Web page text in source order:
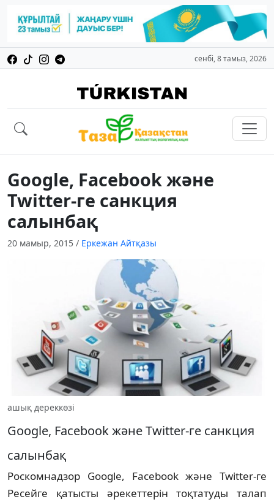
сенбі, 8 тамыз, 2026
Google, Facebook және
Twitter-ге санкция
салынбақ
20 мамыр, 2015 / Еркежан Айтқазы
ашық дереккөзі
Google, Facebook және Twitter-ге санкция
салынбақ
Роскомнадзор Google, Facebook және Twitter-ге
Ресейге қатысты әрекеттерін тоқтатуды талап